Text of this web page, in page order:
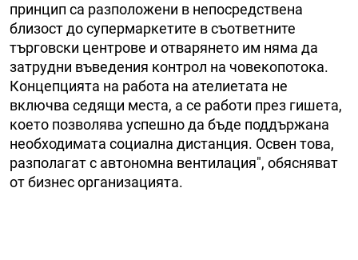
принцип са разположени в непосредствена
близост до супермаркетите в съответните
търговски центрове и отварянето им няма да
затрудни въведения контрол на човекопотока.
Концепцията на работа на ателиетата не
включва седящи места, а се работи през гишета,
което позволява успешно да бъде поддържана
необходимата социална дистанция. Освен това,
разполагат с автономна вентилация", обясняват
от бизнес организацията.